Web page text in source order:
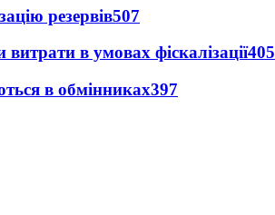
резервів507
в умовах фіскалізації405
в обмінниках397